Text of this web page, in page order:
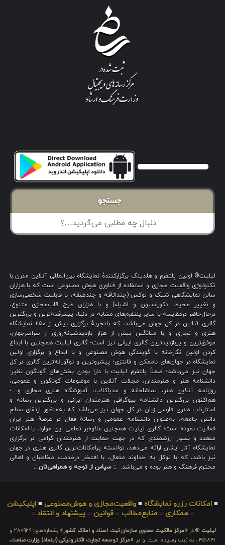
جستجو
لیلیت® اولین پلتفرم و هلدینگ برگزارکنندهٔ نمایشگاه بین‌المللی آنلاین مدرن با
تکنولوژی واقعیت مجازی و استفاده از فناوری هوش مصنوعی است که با هزاران
سالن نمایشگاهی شیک و لوکس (چنداتاقه و چندطبقه، با قابلیت شخصی‌سازی
و تغییر محیط، دکوراسیون و اشیاء) و با هزاران طرح قاب‌مجازی متنوع،
درحال‌حاضر درمقایسه با سایر پلتفرم‌های مشابه در دنیا، پیشرفته‌ترین و بزرگترین
گالری آنلاین در کل جهان می‌باشد، که باتجربهٔ برگزاری بیش از ۲۵۰ نمایشگاه
هنری و تجاری و با میانگین بیش از هزار بازدیدشبانه‌روزی از سراسرجهان،
موفق‌ترین و پربازدیدترین گالری ایرانی نیز است؛ گالری لیلیت همچنین با ابداع
کردن اولین نگارخانه با گویندگی هوش مصنوعی و با ابداع و برگزاری اولین
نمایشگاه در جهان‌های ناممکن و فانتزی؛ پیشروترین و نوآورانه‌ترین گالری در کل
جهان نیز می‌باشد؛ ضمناً پلتفرم لیلیت با دارا بودن بخش‌های گوناگون نظیر:
دانشنامه هنر و هنرمندان، مجلات آنلاین با موضوعات گوناگون و عمومی،
روزنامه آنلاین هنر، تماشاخانه و مدیاکلاب، آموزشگاه هنری مجازی و…؛
هم‌اکنون بزرگترین دانشنامه بیوگرافی هنرمندان ایرانی و بزرگترین رسانه و
استارتاپ هنری فارسی زبان در کل جهان نیز می‌باشد که به‌منظور ارتقای سطح
دانش جامعه، به‌عنوان دانشنامه عمومی و رسانهٔ فعال در عرصهٔ هنر ایران
فعالیت نموده است؛ گالری لیلیت همچنین علاوه‌بر تمامی این موارد، با امکانات
متعدد و بسیار ارزشمندی که در جهت حمایت از هنرمندان گرامی در برگزاری
نمایشگاه آثار ایشان ارائه می‌دهد، توانسته پرامکانات‌ترین گالری هنری در جهان
نیز باشد، که با توکل به خداوند متعال، با افتخار درخدمت مخاطبان و اهالی
محترم فرهنگ و هنر بوده و می‌باشد. .: سپاس از توجه و همراهی‌تان :.
≡ امکانات رزرو نمایشگاه ≡ واقعیت‌مجازی و هوش‌مصنوعی ≡ اپلیکیشن
≡همکاری ≡منابع‌مطالب ≡قوانین ≡پیشنهاد و انتقاد ≡
لیلیت ® در «مرکز مالکیت معنوی سازمان ثبت اسناد و املاک کشور»
بشماره‌های: ۲۸۰۹۲۹ و
۴۵۱۸۴۱ ، به ثبت رسیده است و در
«مرکز توسعه تجارت الکترونیکی (اینماد) وزارت صنعت،